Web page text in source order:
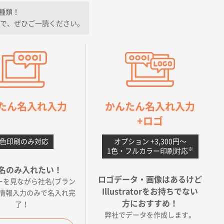
類！
、ぜひご一読ください。
ん名入れ入力
印刷のみ対応
のみ入れたい！
を見ながら社名(ブラン
報入力のみで名入れ完
了！
かんたん名入れ入力
+ロゴ
オプション +3,300円〜
1色・フルカラー印刷対応※
ロゴデータ・画像はあるけど
Illustratorをお持ちでない
方におすすめ！
弊社でデータを作成します。